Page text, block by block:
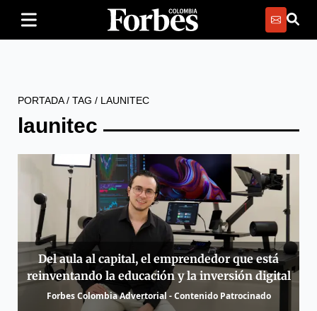
PORTADA/ TAG / LAUNITEC
launitec
Del aula al capital, el emprendedor que está
reinventando la educación y la inversión digital
Forbes Colombia Advertorial - Contenido Patrocinado